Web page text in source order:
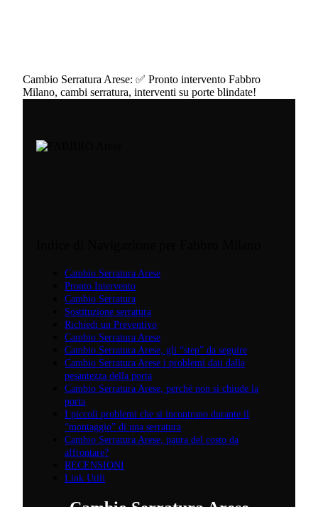
Cambio Serratura Arese: ✅ Pronto intervento Fabbro
Milano, cambi serratura, interventi su porte blindate!
Cambio Serratura Arese
Pronto Intervento
Cambio Serratura
Sostituzione serratura
Richiedi un Preventivo
Cambio Serratura Arese
Cambio Serratura Arese, gli “step” da seguire
Cambio Serratura Arese i problemi dati dalla
pesantezza della porta
Cambio Serratura Arese, perché non si chiude la
porta
I piccoli problemi che si incontrano durante il
“montaggio” di una serratura
Cambio Serratura Arese, paura del costo da
affrontare?
RECENSIONI
Link Utili